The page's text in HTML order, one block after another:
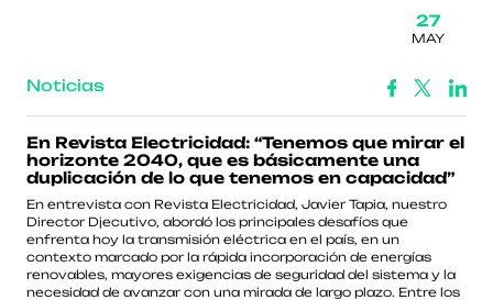
27
MAY
Noticias
En Revista Electricidad: “Tenemos que mirar el
horizonte 2040, que es básicamente una
duplicación de lo que tenemos en capacidad”
En entrevista con Revista Electricidad, Javier Tapia, nuestro
Director Djecutivo, abordó los principales desafíos que
enfrenta hoy la transmisión eléctrica en el país, en un
contexto marcado por la rápida incorporación de energías
renovables, mayores exigencias de seguridad del sistema y la
necesidad de avanzar con una mirada de largo plazo. Entre los